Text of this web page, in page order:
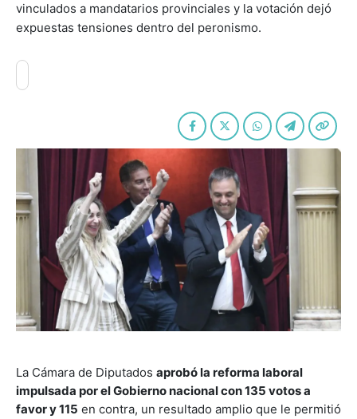
vinculados a mandatarios provinciales y la votación dejó
expuestas tensiones dentro del peronismo.
La Cámara de Diputados aprobó la reforma laboral
impulsada por el Gobierno nacional con 135 votos a
favor y 115 en contra, un resultado amplio que le permitió